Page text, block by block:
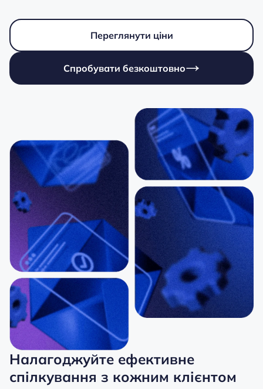
Спробувати безкоштовно
Переглянути ціни
Налагоджуйте ефективне
спілкування з кожним клієнтом